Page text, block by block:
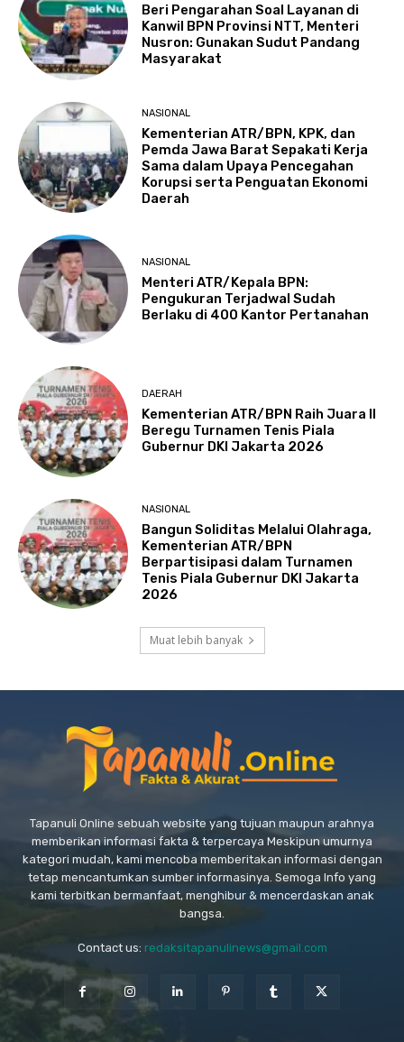
Beri Pengarahan Soal Layanan di
Kanwil BPN Provinsi NTT, Menteri
Nusron: Gunakan Sudut Pandang
Masyarakat
NASIONAL
Kementerian ATR/BPN, KPK, dan
Pemda Jawa Barat Sepakati Kerja
Sama dalam Upaya Pencegahan
Korupsi serta Penguatan Ekonomi
Daerah
NASIONAL
Menteri ATR/Kepala BPN:
Pengukuran Terjadwal Sudah
Berlaku di 400 Kantor Pertanahan
DAERAH
Kementerian ATR/BPN Raih Juara II
Beregu Turnamen Tenis Piala
Gubernur DKI Jakarta 2026
NASIONAL
Bangun Soliditas Melalui Olahraga,
Kementerian ATR/BPN
Berpartisipasi dalam Turnamen
Tenis Piala Gubernur DKI Jakarta
2026
Muat lebih banyak
Tapanuli Online sebuah website yang tujuan maupun arahnya
memberikan informasi fakta & terpercaya Meskipun umurnya
kategori mudah, kami mencoba memberitakan informasi dengan
tetap mencantumkan sumber informasinya. Semoga Info yang
kami terbitkan bermanfaat, menghibur & mencerdaskan anak
bangsa.
Contact us: redaksitapanulinews@gmail.com